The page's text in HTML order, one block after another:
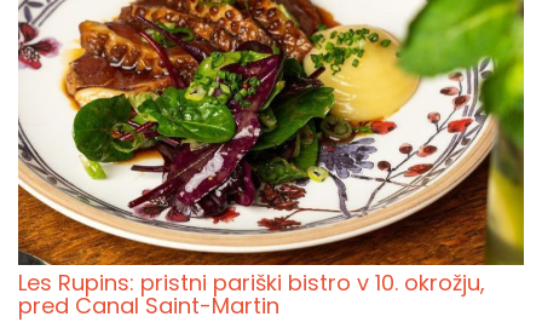
Les Rupins: pristni pariški bistro v 10. okrožju,
pred Canal Saint-Martin